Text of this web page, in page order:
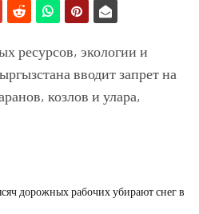
ресурсов, экологии и
вводит запрет на
козлов и улара,
дорожных рабочих убирают снег в